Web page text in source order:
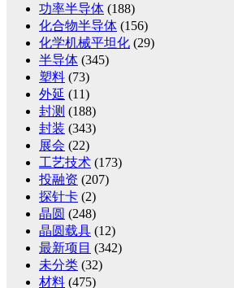
功率半导体 (188)
化合物半导体 (156)
化学机械平坦化 (29)
半导体 (345)
塑料 (73)
外延 (11)
封测 (188)
封装 (343)
展会 (22)
工艺技术 (173)
投融资 (207)
探针卡 (2)
晶圆 (248)
晶圆载具 (12)
最新项目 (342)
未分类 (32)
材料 (475)